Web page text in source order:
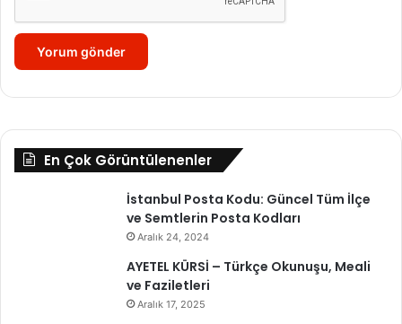
En Çok Görüntülenenler
İstanbul Posta Kodu: Güncel Tüm İlçe
ve Semtlerin Posta Kodları
Aralık 24, 2024
AYETEL KÜRSİ – Türkçe Okunuşu, Meali
ve Faziletleri
Aralık 17, 2025